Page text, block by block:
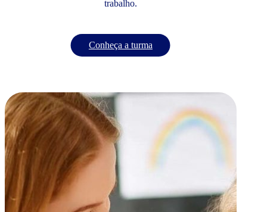
trabalho.
Conheça a turma